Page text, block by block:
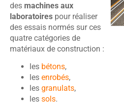
des machines aux
laboratoires pour réaliser
des essais normés sur ces
quatre catégories de
matériaux de construction :
les bétons,
les enrobés,
les granulats,
les sols.